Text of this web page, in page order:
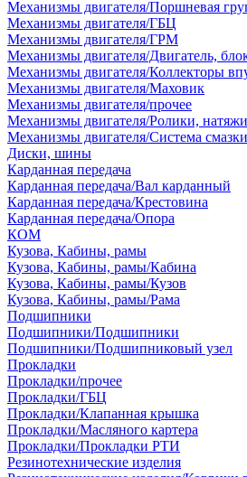
Механизмы двигателя/Поршневая
Механизмы двигателя/ГБЦ
Механизмы двигателя/ГРМ
Механизмы двигателя/Двигатель,
Механизмы двигателя/Коллекторы
Механизмы двигателя/Маховик
Механизмы двигателя/прочее
Механизмы двигателя/Ролики,
Механизмы двигателя/Система смазки
Диски, шины
Карданная передача
Карданная передача/Вал карданный
Карданная передача/Крестовина
Карданная передача/Опора
КОМ
Кузова, Кабины, рамы
Кузова, Кабины, рамы/Кабина
Кузова, Кабины, рамы/Кузов
Кузова, Кабины, рамы/Рама
Подшипники
Подшипники/Подшипники
Подшипники/Подшипниковый узел
Прокладки
Прокладки/прочее
Прокладки/ГБЦ
Прокладки/Клапанная крышка
Прокладки/Масляного картера
Прокладки/Прокладки РТИ
Резинотехнические изделия